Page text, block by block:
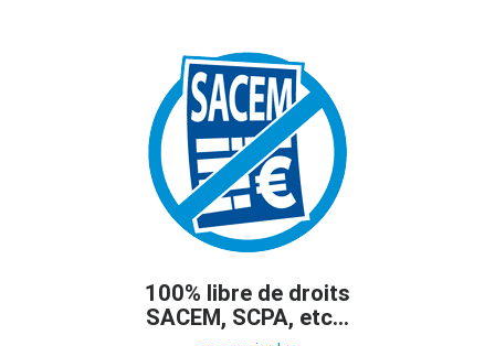
100% libre de droits
SACEM, SCPA, etc...